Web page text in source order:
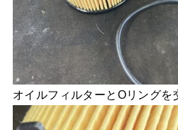
オイルフィルターとOリングを